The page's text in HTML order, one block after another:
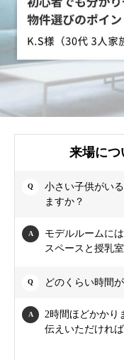
来場につ
小さい子供がい
ますか？
モデルルームに
スペースと授乳
どのくらい時間
2時間ほどかかり
伝えいただけれ